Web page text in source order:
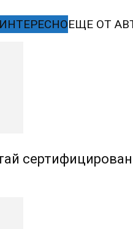
ЕЩЕ ОТ